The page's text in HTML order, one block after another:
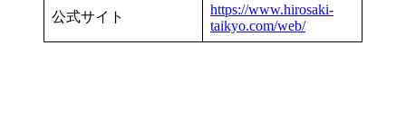
公式サイト
https://www.hirosaki-
taikyo.com/web/